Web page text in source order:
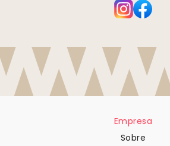
Empresa
Sobre